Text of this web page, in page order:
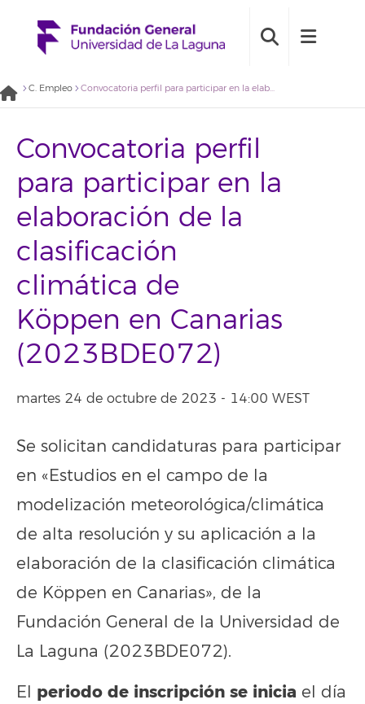
C. Empleo Convocatoria perfil para participar en la elaboración de la clasificación climática de Köppen en Canarias (2023BDE072)
Convocatoria perfil
para participar en la
elaboración de la
clasificación
climática de
Köppen en Canarias
(2023BDE072)
martes 24 de octubre de 2023 - 14:00 WEST
Se solicitan candidaturas para participar
en «Estudios en el campo de la
modelización meteorológica/climática
de alta resolución y su aplicación a la
elaboración de la clasificación climática
de Köppen en Canarias», de la
Fundación General de la Universidad de
La Laguna (2023BDE072).
El periodo de inscripción se inicia el día